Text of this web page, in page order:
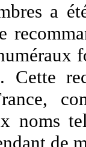
a
Cette
noms
de